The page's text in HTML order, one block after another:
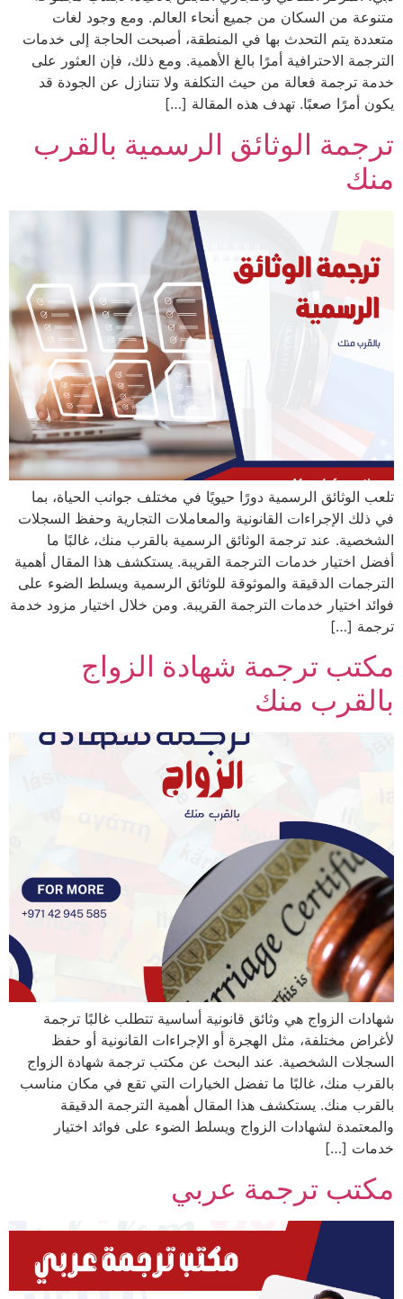
متنوعة من السكان من جميع أنحاء العالم. ومع وجود لغات
متعددة يتم التحدث بها في المنطقة، أصبحت الحاجة إلى خدمات
الترجمة الاحترافية أمرًا بالغ الأهمية. ومع ذلك، فإن العثور على
خدمة ترجمة فعالة من حيث التكلفة ولا تتنازل عن الجودة قد
يكون أمرًا صعبًا. تهدف هذه المقالة […]
ترجمة الوثائق الرسمية بالقرب
منك
تلعب الوثائق الرسمية دورًا حيويًا في مختلف جوانب الحياة، بما
في ذلك الإجراءات القانونية والمعاملات التجارية وحفظ السجلات
الشخصية. عند ترجمة الوثائق الرسمية بالقرب منك، غالبًا ما
أفضل اختيار خدمات الترجمة القريبة. يستكشف هذا المقال أهمية
الترجمات الدقيقة والموثوقة للوثائق الرسمية ويسلط الضوء على
فوائد اختيار خدمات الترجمة القريبة. ومن خلال اختيار مزود خدمة
ترجمة […]
مكتب ترجمة شهادة الزواج
بالقرب منك
شهادات الزواج هي وثائق قانونية أساسية تتطلب غالبًا ترجمة
لأغراض مختلفة، مثل الهجرة أو الإجراءات القانونية أو حفظ
السجلات الشخصية. عند البحث عن مكتب ترجمة شهادة الزواج
بالقرب منك، غالبًا ما تفضل الخيارات التي تقع في مكان مناسب
بالقرب منك. يستكشف هذا المقال أهمية الترجمة الدقيقة
والمعتمدة لشهادات الزواج ويسلط الضوء على فوائد اختيار
خدمات […]
مكتب ترجمة عربي